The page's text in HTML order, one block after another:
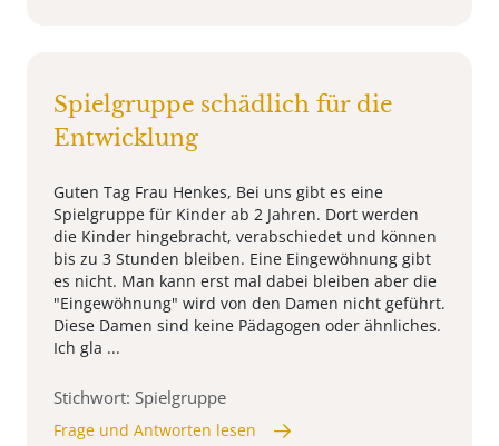
Spielgruppe schädlich für die
Entwicklung
Guten Tag Frau Henkes, Bei uns gibt es eine
Spielgruppe für Kinder ab 2 Jahren. Dort werden
die Kinder hingebracht, verabschiedet und können
bis zu 3 Stunden bleiben. Eine Eingewöhnung gibt
es nicht. Man kann erst mal dabei bleiben aber die
"Eingewöhnung" wird von den Damen nicht geführt.
Diese Damen sind keine Pädagogen oder ähnliches.
Ich gla ...
Stichwort: Spielgruppe
Frage und Antworten lesen